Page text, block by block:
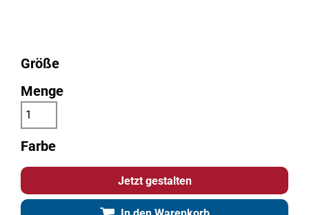
Farbe
Größe
Menge
Jetzt gestalten